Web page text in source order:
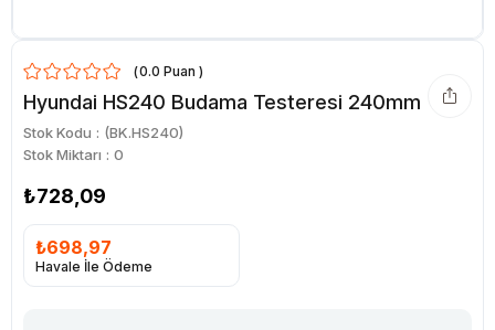
0.0
Hyundai HS240 Budama Testeresi 240mm
Stok Kodu
(BK.HS240)
Stok Miktarı : 0
₺728,09
₺698,97
Havale İle Ödeme